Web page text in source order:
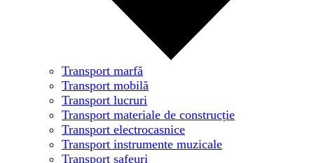
Transport marfă
Transport mobilă
Transport lucruri
Transport materiale de construcție
Transport electrocasnice
Transport instrumente muzicale
Transport safeuri